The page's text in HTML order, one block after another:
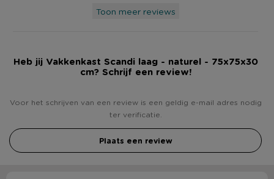
Toon meer reviews
Heb jij Vakkenkast Scandi laag - naturel - 75x75x30
cm? Schrijf een review!
Voor het schrijven van een review is een geldig e-mail adres nodig
ter verificatie.
Plaats een review